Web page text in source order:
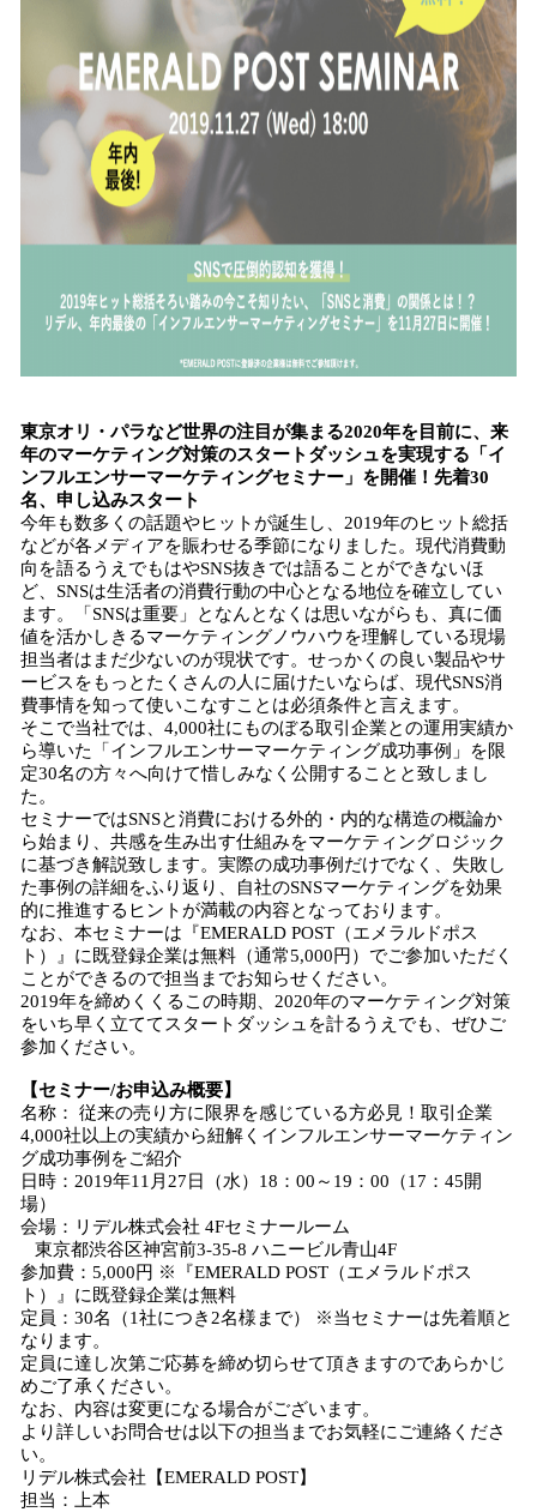
東京オリ・パラなど世界の注目が集まる2020年を目前に、来
年のマーケティング対策のスタートダッシュを実現する「イ
ンフルエンサーマーケティングセミナー」を開催！先着30
名、申し込みスタート
今年も数多くの話題やヒットが誕生し、2019年のヒット総括
などが各メディアを賑わせる季節になりました。現代消費動
向を語るうえでもはやSNS抜きでは語ることができないほ
ど、SNSは生活者の消費行動の中心となる地位を確立してい
ます。「SNSは重要」となんとなくは思いながらも、真に価
値を活かしきるマーケティングノウハウを理解している現場
担当者はまだ少ないのが現状です。せっかくの良い製品やサ
ービスをもっとたくさんの人に届けたいならば、現代SNS消
費事情を知って使いこなすことは必須条件と言えます。
そこで当社では、4,000社にものぼる取引企業との運用実績か
ら導いた「インフルエンサーマーケティング成功事例」を限
定30名の方々へ向けて惜しみなく公開することと致しまし
た。
セミナーではSNSと消費における外的・内的な構造の概論か
ら始まり、共感を生み出す仕組みをマーケティングロジック
に基づき解説致します。実際の成功事例だけでなく、失敗し
た事例の詳細をふり返り、自社のSNSマーケティングを効果
的に推進するヒントが満載の内容となっております。
なお、本セミナーは『EMERALD POST（エメラルドポス
ト）』に既登録企業は無料（通常5,000円）でご参加いただく
ことができるので担当までお知らせください。
2019年を締めくくるこの時期、2020年のマーケティング対策
をいち早く立ててスタートダッシュを計るうえでも、ぜひご
参加ください。
【セミナー/お申込み概要】
名称： 従来の売り方に限界を感じている方必見！取引企業
4,000社以上の実績から紐解くインフルエンサーマーケティン
グ成功事例をご紹介
日時：2019年11月27日（水）18：00～19：00（17：45開
場）
会場：リデル株式会社 4Fセミナールーム
東京都渋谷区神宮前3-35-8 ハニービル青山4F
参加費：5,000円 ※『EMERALD POST（エメラルドポス
ト）』に既登録企業は無料
定員：30名（1社につき2名様まで） ※当セミナーは先着順と
なります。
定員に達し次第ご応募を締め切らせて頂きますのであらかじ
めご了承ください。
なお、内容は変更になる場合がございます。
より詳しいお問合せは以下の担当までお気軽にご連絡くださ
い。
リデル株式会社【EMERALD POST】
担当：上本